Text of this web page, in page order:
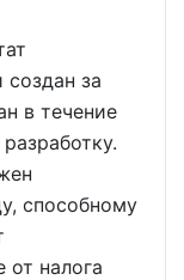
создан за
в течение
способному
от налога